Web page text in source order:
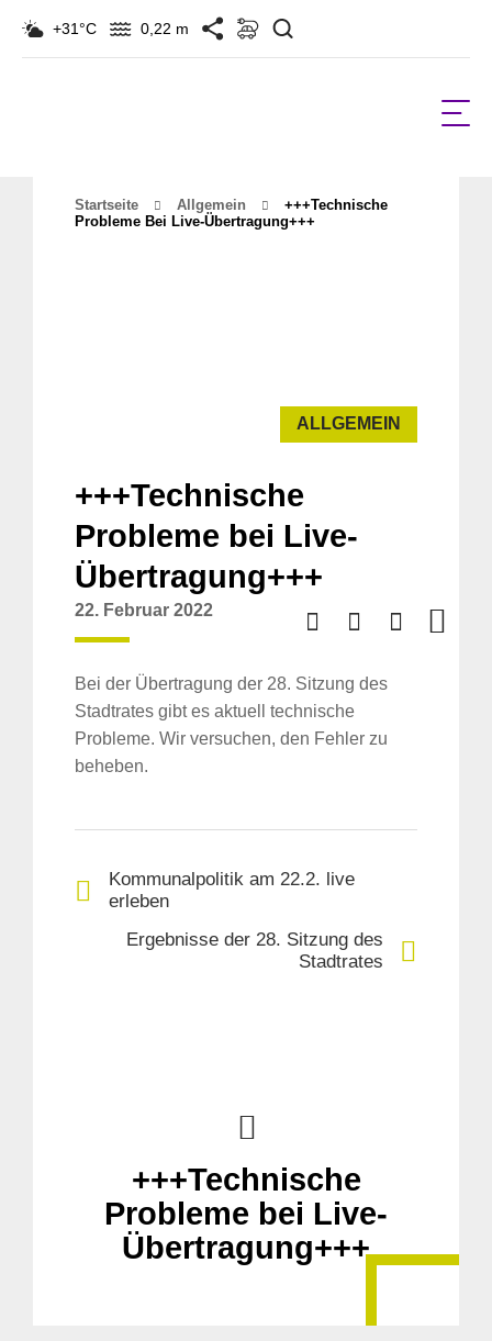
+31°C 0,22 m
Startseite Allgemein
+++Technische
Probleme Bei Live-Übertragung+++
ALLGEMEIN
+++Technische
Probleme bei Live-
Übertragung+++
22. Februar 2022
Bei der Übertragung der 28. Sitzung des
Stadtrates gibt es aktuell technische
Probleme. Wir versuchen, den Fehler zu
beheben.
Kommunalpolitik am 22.2. live
erleben
Ergebnisse der 28. Sitzung des
Stadtrates
+++Technische
Probleme bei Live-
Übertragung+++